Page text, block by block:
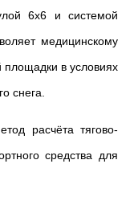
6х6 и системой
медицинскому
площадки в условиях
снега.
расчёта тягово-
средства для